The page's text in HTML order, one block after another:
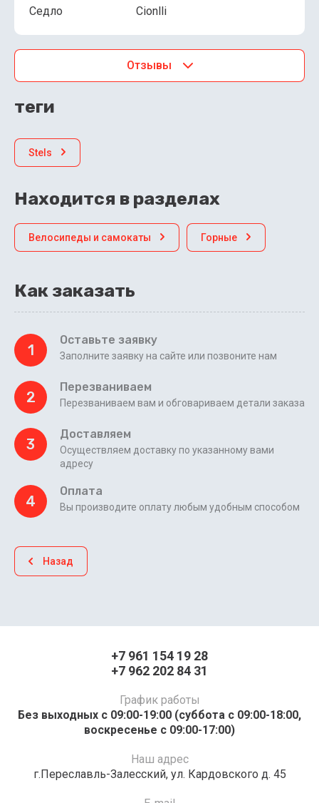
Седло
Cionlli
Отзывы
теги
Stels
Находится в разделах
Велосипеды и самокаты Горные
Как заказать
1
Оставьте заявку
Заполните заявку на сайте или позвоните нам
2
Перезваниваем
Перезваниваем вам и обговариваем детали заказа
3
Доставляем
Осуществляем доставку по указанному вами
адресу
4
Оплата
Вы производите оплату любым удобным способом
Назад
+7 961 154 19 28
+7 962 202 84 31
График работы
Без выходных с 09:00-19:00 (суббота с 09:00-18:00,
воскресенье с 09:00-17:00)
Наш адрес
г.Переславль-Залесский, ул. Кардовского д. 45